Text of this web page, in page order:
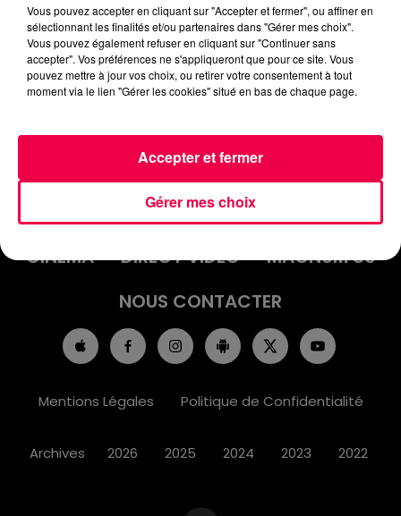
INFOS
EMISSIONS
JEUX
PODCASTS
CINÉMA
DIRECT VIDÉO
MAGNUM 80
NOUS CONTACTER
Mentions Légales Politique de Confidentialité
Archives 2026 2025 2024 2023 2022
Vous pouvez accepter en cliquant sur "Accepter et fermer", ou affiner en
sélectionnant les finalités et/ou partenaires dans "Gérer mes choix".
Vous pouvez également refuser en cliquant sur "Continuer sans
accepter". Vos préférences ne s'appliqueront que pour ce site. Vous
pouvez mettre à jour vos choix, ou retirer votre consentement à tout
moment via le lien "Gérer les cookies" situé en bas de chaque page.
Gérer mes choix
Accepter et fermer